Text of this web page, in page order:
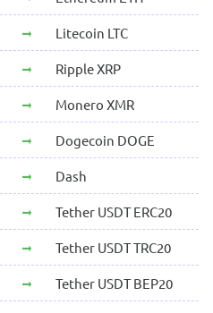
Litecoin LTC
Ripple XRP
Monero XMR
Dogecoin DOGE
Dash
Tether USDT ERC20
Tether USDT TRC20
Tether USDT BEP20